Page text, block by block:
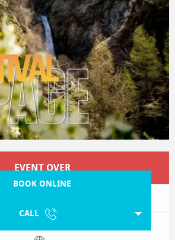
EVENT OVER
BOOK ONLINE
CALL